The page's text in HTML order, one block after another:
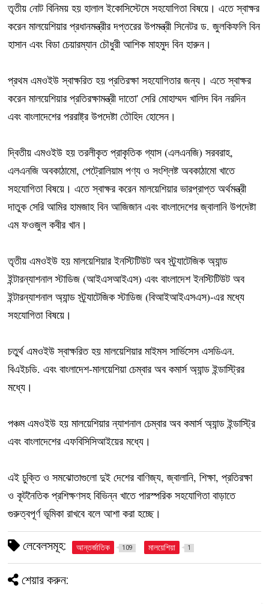
তৃতীয় নোট বিনিময় হয় হালাল ইকোসিস্টেমে সহযোগিতা বিষয়ে। এতে স্বাক্ষর
করেন মালয়েশিয়ার প্রধানমন্ত্রীর দপ্তরের উপমন্ত্রী সিনেটর ড. জুলকিফলি বিন
হাসান এবং বিডা চেয়ারম্যান চৌধুরী আশিক মাহমুদ বিন হারুন।
প্রথম এমওইউ স্বাক্ষরিত হয় প্রতিরক্ষা সহযোগিতার জন্য। এতে স্বাক্ষর
করেন মালয়েশিয়ার প্রতিরক্ষামন্ত্রী দাতো' সেরি মোহাম্মদ খালিদ বিন নরদিন
এবং বাংলাদেশের পররাষ্ট্র উপদেষ্টা তৌহিদ হোসেন।
দ্বিতীয় এমওইউ হয় তরলীকৃত প্রাকৃতিক গ্যাস (এলএনজি) সরবরাহ,
এলএনজি অবকাঠামো, পেট্রোলিয়াম পণ্য ও সংশ্লিষ্ট অবকাঠামো খাতে
সহযোগিতা বিষয়ে। এতে স্বাক্ষর করেন মালয়েশিয়ার ভারপ্রাপ্ত অর্থমন্ত্রী
দাতুক সেরি আমির হামজাহ বিন আজিজান এবং বাংলাদেশের জ্বালানি উপদেষ্টা
এম ফওজুল কবীর খান।
তৃতীয় এমওইউ হয় মালয়েশিয়ার ইনস্টিটিউট অব স্ট্র্যাটেজিক অ্যান্ড
ইন্টারন্যাশনাল স্টাডিজ (আইএসআইএস) এবং বাংলাদেশ ইনস্টিটিউট অব
ইন্টারন্যাশনাল অ্যান্ড স্ট্র্যাটেজিক স্টাডিজ (বিআইআইএসএস)-এর মধ্যে
সহযোগিতা বিষয়ে।
চতুর্থ এমওইউ স্বাক্ষরিত হয় মালয়েশিয়ার মাইমস সার্ভিসেস এসডিএন.
বিএইচডি. এবং বাংলাদেশ-মালয়েশিয়া চেম্বার অব কমার্স অ্যান্ড ইন্ডাস্ট্রির
মধ্যে।
পঞ্চম এমওইউ হয় মালয়েশিয়ার ন্যাশনাল চেম্বার অব কমার্স অ্যান্ড ইন্ডাস্ট্রি
এবং বাংলাদেশের এফবিসিসিআইয়ের মধ্যে।
এই চুক্তি ও সমঝোতাগুলো দুই দেশের বাণিজ্য, জ্বালানি, শিক্ষা, প্রতিরক্ষা
ও কূটনৈতিক প্রশিক্ষণসহ বিভিন্ন খাতে পারস্পরিক সহযোগিতা বাড়াতে
গুরুত্বপূর্ণ ভূমিকা রাখবে বলে আশা করা হচ্ছে।
লেবেলসমূহ: আন্তর্জাতিক 109 মালয়েশিয়া 1
শেয়ার করুন: